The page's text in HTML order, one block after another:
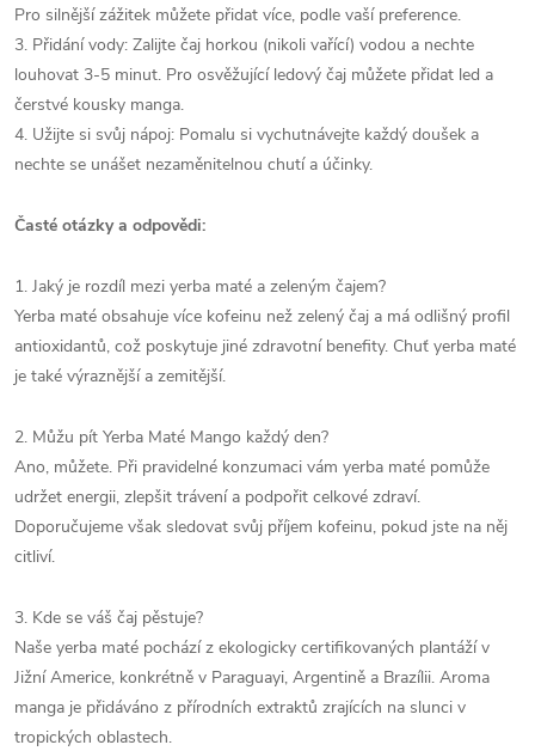
Pro silnější zážitek můžete přidat více, podle vaší preference.
3. Přidání vody: Zalijte čaj horkou (nikoli vařící) vodou a nechte
louhovat 3-5 minut. Pro osvěžující ledový čaj můžete přidat led a
čerstvé kousky manga.
4. Užijte si svůj nápoj: Pomalu si vychutnávejte každý doušek a
nechte se unášet nezaměnitelnou chutí a účinky.
Časté otázky a odpovědi:
1. Jaký je rozdíl mezi yerba maté a zeleným čajem?
Yerba maté obsahuje více kofeinu než zelený čaj a má odlišný profil
antioxidantů, což poskytuje jiné zdravotní benefity. Chuť yerba maté
je také výraznější a zemitější.
2. Můžu pít Yerba Maté Mango každý den?
Ano, můžete. Při pravidelné konzumaci vám yerba maté pomůže
udržet energii, zlepšit trávení a podpořit celkové zdraví.
Doporučujeme však sledovat svůj příjem kofeinu, pokud jste na něj
citliví.
3. Kde se váš čaj pěstuje?
Naše yerba maté pochází z ekologicky certifikovaných plantáží v
Jižní Americe, konkrétně v Paraguayi, Argentině a Brazílii. Aroma
manga je přidáváno z přírodních extraktů zrajících na slunci v
tropických oblastech.